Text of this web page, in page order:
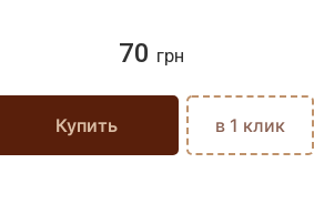
70 грн
Купить в 1 клик